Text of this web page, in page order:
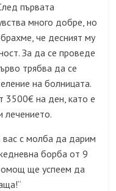
първата
много добре, но
че десният му
За да се проведе
трябва да се
на болницата.
3500€ на ден, като е
лечението.
с молба да дарим
борба от 9
ще успеем да